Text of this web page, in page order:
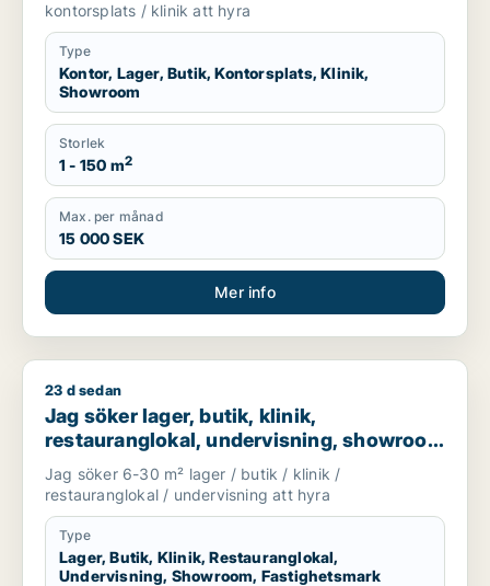
kontorsplats / klinik att hyra
Type
Kontor, Lager, Butik, Kontorsplats, Klinik,
Showroom
Storlek
1 - 150 m2
Max. per månad
15 000 SEK
Mer info
Jag söker lager, butik, klinik, restauranglokal,
23 d sedan
Jag söker lager, butik, klinik,
restauranglokal, undervisning, showroom
eller fastighetsmark för uthyrning i
Lundby, Göteborg eller Askim-Frölunda-
Högsbo m.fl.
Jag söker 6-30 m² lager / butik / klinik /
restauranglokal / undervisning att hyra
Type
Lager, Butik, Klinik, Restauranglokal,
Undervisning, Showroom, Fastighetsmark